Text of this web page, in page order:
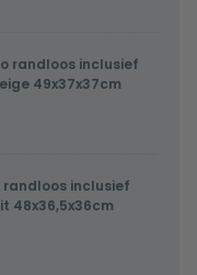
randloos inclusief
49x37x37cm
inclusief
48x36,5x36cm